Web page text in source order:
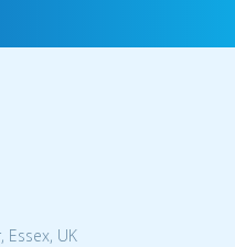
Essex, UK